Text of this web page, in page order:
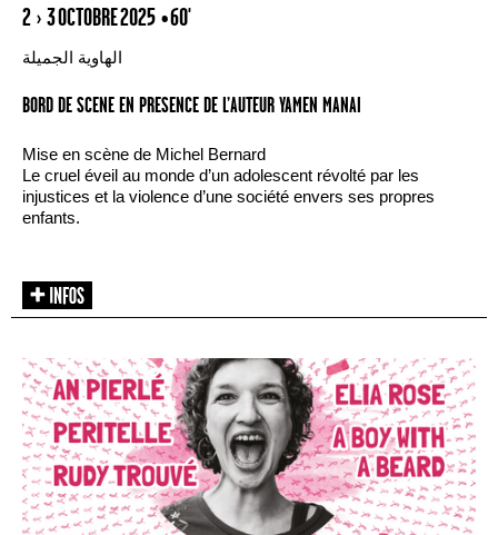
2 › 3 OCTOBRE 2025 • 60'
الهاوية الجميلة
BORD DE SCENE EN PRESENCE DE L’AUTEUR YAMEN MANAI
Mise en scène de Michel Bernard
Le cruel éveil au monde d’un adolescent révolté par les
injustices et la violence d’une société envers ses propres
enfants.